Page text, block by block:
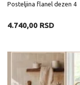
Posteljina flanel dezen 4
4.740,00 RSD